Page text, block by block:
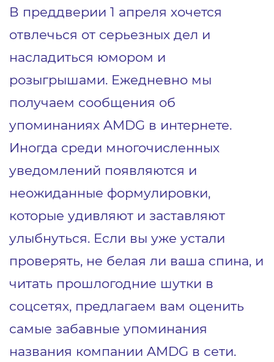
В преддверии 1 апреля хочется
отвлечься от серьезных дел и
насладиться юмором и
розыгрышами. Ежедневно мы
получаем сообщения об
упоминаниях AMDG в интернете.
Иногда среди многочисленных
уведомлений появляются и
неожиданные формулировки,
которые удивляют и заставляют
улыбнуться. Если вы уже устали
проверять, не белая ли ваша спина, и
читать прошлогодние шутки в
соцсетях, предлагаем вам оценить
самые забавные упоминания
названия компании AMDG в сети.